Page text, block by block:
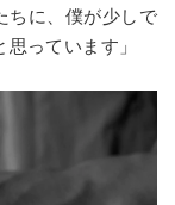
ちに、僕が少しで
っています」